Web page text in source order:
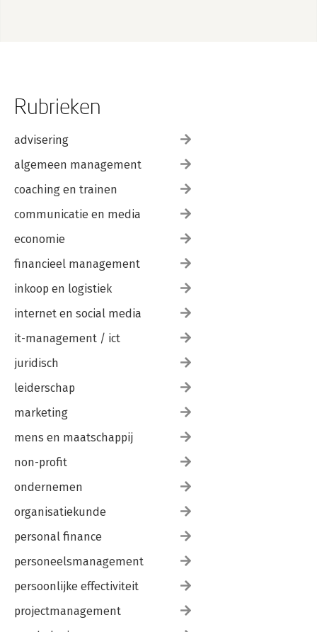
Rubrieken
advisering
algemeen management
coaching en trainen
communicatie en media
economie
financieel management
inkoop en logistiek
internet en social media
it-management / ict
juridisch
leiderschap
marketing
mens en maatschappij
non-profit
ondernemen
organisatiekunde
personal finance
personeelsmanagement
persoonlijke effectiviteit
projectmanagement